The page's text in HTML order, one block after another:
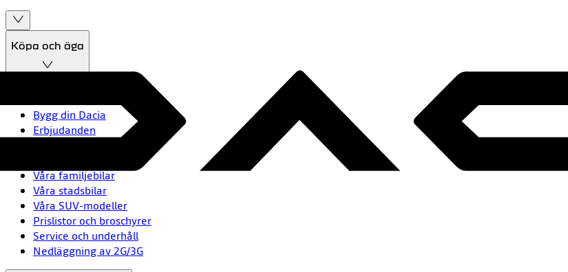
Köpa och äga
Bygg din Dacia
Erbjudanden
Våra familjebilar
Våra stadsbilar
Våra SUV-modeller
Prislistor och broschyrer
Service och underhåll
Nedläggning av 2G/3G